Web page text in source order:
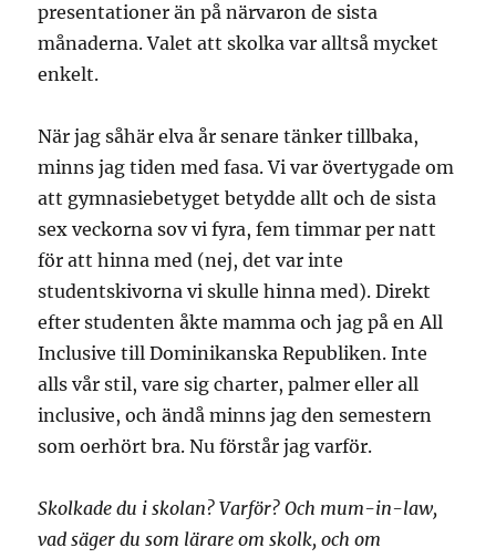
presentationer än på närvaron de sista
månaderna. Valet att skolka var alltså mycket
enkelt.
När jag såhär elva år senare tänker tillbaka,
minns jag tiden med fasa. Vi var övertygade om
att gymnasiebetyget betydde allt och de sista
sex veckorna sov vi fyra, fem timmar per natt
för att hinna med (nej, det var inte
studentskivorna vi skulle hinna med). Direkt
efter studenten åkte mamma och jag på en All
Inclusive till Dominikanska Republiken. Inte
alls vår stil, vare sig charter, palmer eller all
inclusive, och ändå minns jag den semestern
som oerhört bra. Nu förstår jag varför.
Skolkade du i skolan? Varför? Och mum-in-law,
vad säger du som lärare om skolk, och om